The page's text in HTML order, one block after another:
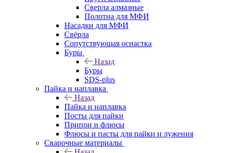
Сверла алмазные
Полотна для МФИ
Насадки для МФИ
Свёрла
Сопутствующая оснастка
Буры
Назад
Буры
SDS-plus
Пайка и наплавка
Назад
Пайка и наплавка
Посты для пайки
Припои и флюсы
Флюсы и пасты для пайки и лужения
Сварочные материалы